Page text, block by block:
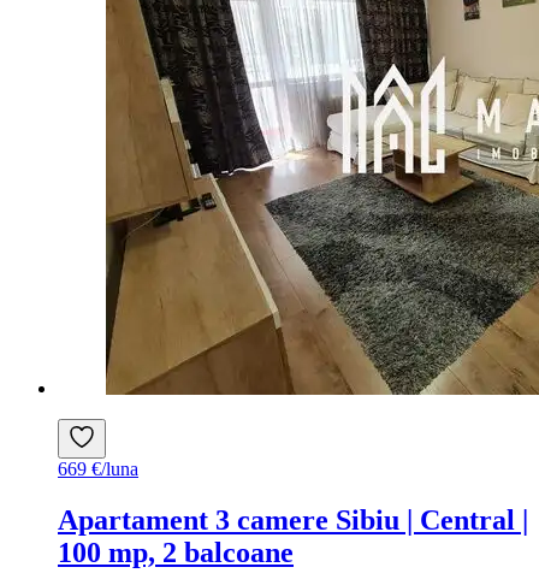
669 €/luna
Apartament 3 camere Sibiu | Central |
100 mp, 2 balcoane